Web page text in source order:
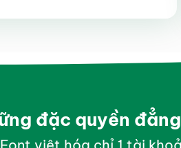
hạng4.35
đặc quyền